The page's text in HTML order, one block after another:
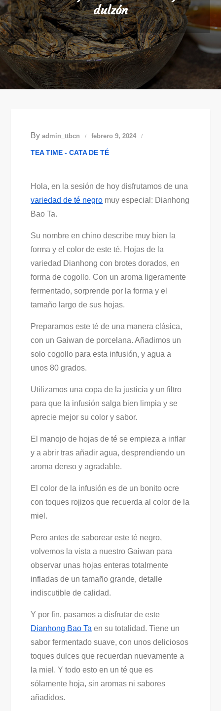
dulzón
Byadmin_ttbcn febrero 9, 2024
TEA TIME - CATA DE TÉ
Hola, en la sesión de hoy disfrutamos de una
variedad de té negro muy especial: Dianhong
Bao Ta.
Su nombre en chino describe muy bien la
forma y el color de este té. Hojas de la
variedad Dianhong con brotes dorados, en
forma de cogollo. Con un aroma ligeramente
fermentado, sorprende por la forma y el
tamaño largo de sus hojas.
Preparamos este té de una manera clásica,
con un Gaiwan de porcelana. Añadimos un
solo cogollo para esta infusión, y agua a
unos 80 grados.
Utilizamos una copa de la justicia y un filtro
para que la infusión salga bien limpia y se
aprecie mejor su color y sabor.
El manojo de hojas de té se empieza a inflar
y a abrir tras añadir agua, desprendiendo un
aroma denso y agradable.
El color de la infusión es de un bonito ocre
con toques rojizos que recuerda al color de la
miel.
Pero antes de saborear este té negro,
volvemos la vista a nuestro Gaiwan para
observar unas hojas enteras totalmente
infladas de un tamaño grande, detalle
indiscutible de calidad.
Y por fin, pasamos a disfrutar de este
Dianhong Bao Ta en su totalidad. Tiene un
sabor fermentado suave, con unos deliciosos
toques dulces que recuerdan nuevamente a
la miel. Y todo esto en un té que es
sólamente hoja, sin aromas ni sabores
añadidos.